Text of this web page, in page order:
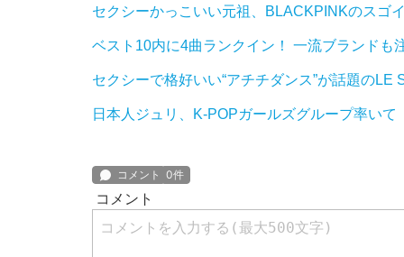
セクシーかっこいい元祖、BLACKPINKのスゴ
ベスト10内に4曲ランクイン！ 一流ブランドも
セクシーで格好いい“アチチダンス”が話題のLE
日本人ジュリ、K-POPガールズグループ率い